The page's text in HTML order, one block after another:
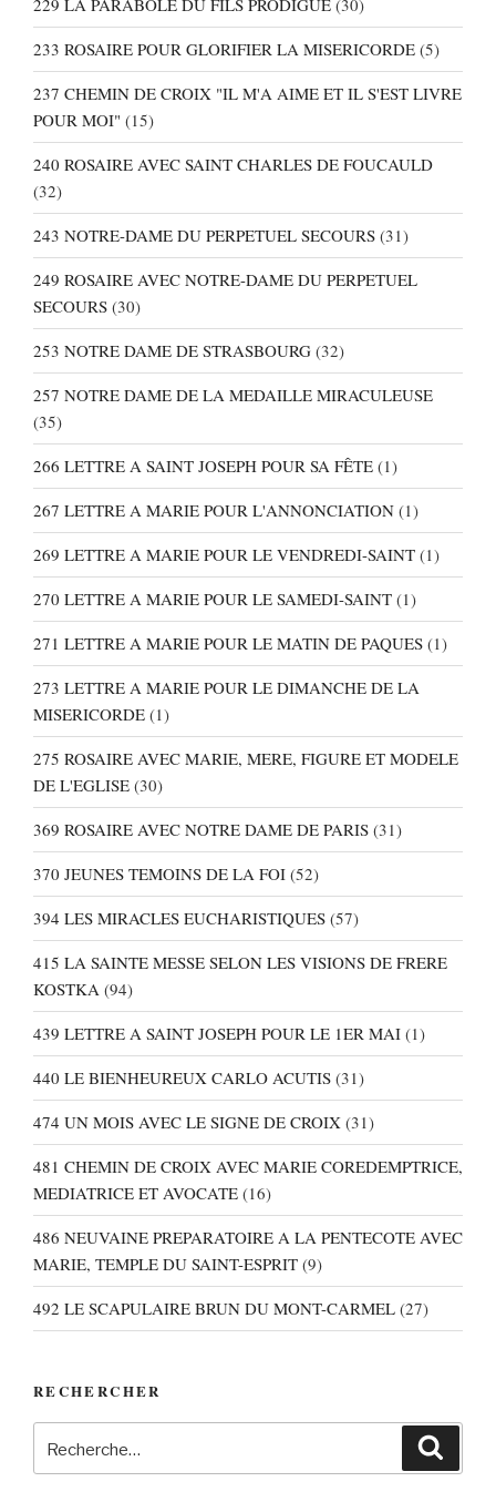
229 LA PARABOLE DU FILS PRODIGUE (30)
233 ROSAIRE POUR GLORIFIER LA MISERICORDE (5)
237 CHEMIN DE CROIX "IL M'A AIME ET IL S'EST LIVRE
POUR MOI" (15)
240 ROSAIRE AVEC SAINT CHARLES DE FOUCAULD
(32)
243 NOTRE-DAME DU PERPETUEL SECOURS (31)
249 ROSAIRE AVEC NOTRE-DAME DU PERPETUEL
SECOURS (30)
253 NOTRE DAME DE STRASBOURG (32)
257 NOTRE DAME DE LA MEDAILLE MIRACULEUSE
(35)
266 LETTRE A SAINT JOSEPH POUR SA FÊTE (1)
267 LETTRE A MARIE POUR L'ANNONCIATION (1)
269 LETTRE A MARIE POUR LE VENDREDI-SAINT (1)
270 LETTRE A MARIE POUR LE SAMEDI-SAINT (1)
271 LETTRE A MARIE POUR LE MATIN DE PAQUES (1)
273 LETTRE A MARIE POUR LE DIMANCHE DE LA
MISERICORDE (1)
275 ROSAIRE AVEC MARIE, MERE, FIGURE ET MODELE
DE L'EGLISE (30)
369 ROSAIRE AVEC NOTRE DAME DE PARIS (31)
370 JEUNES TEMOINS DE LA FOI (52)
394 LES MIRACLES EUCHARISTIQUES (57)
415 LA SAINTE MESSE SELON LES VISIONS DE FRERE
KOSTKA (94)
439 LETTRE A SAINT JOSEPH POUR LE 1ER MAI (1)
440 LE BIENHEUREUX CARLO ACUTIS (31)
474 UN MOIS AVEC LE SIGNE DE CROIX (31)
481 CHEMIN DE CROIX AVEC MARIE COREDEMPTRICE,
MEDIATRICE ET AVOCATE (16)
486 NEUVAINE PREPARATOIRE A LA PENTECOTE AVEC
MARIE, TEMPLE DU SAINT-ESPRIT (9)
492 LE SCAPULAIRE BRUN DU MONT-CARMEL (27)
RECHERCHER
pour